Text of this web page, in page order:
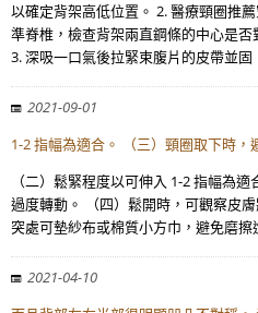
以確定背架高低位置。 2. 醫療頸圈推
準脊椎，檢查背架兩直鋼條的中心是
3. 深吸一口氣後拉緊束腹片的皮帶並固
2021-09-01
1-2 指幅為適合。 （三）頸圈取下時，
（二）鬆緊程度以可伸入 1-2 指幅為
過度轉動。 （四）鬆開時，可觀察皮
突處可墊紗布或棉質小方巾，避免磨擦
2021-04-10